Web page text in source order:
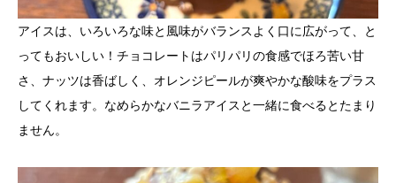
アイスは、いろいろな味と風味がバランスよく口に広がって、と
ってもおいしい！チョコレートはパリパリの食感でほろ苦い甘
さ、ナッツは香ばしく、オレンジピールが爽やかな酸味をプラス
してくれます。なめらかなバニラアイスと一緒に食べるとたまり
ません。